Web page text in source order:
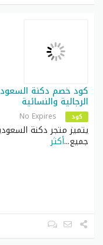
الرجالية والنسائية
كود No Expires
يتميز متجر دكنة
جميع...أكثر